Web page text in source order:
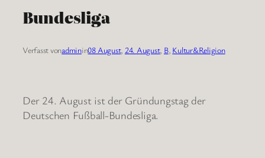
Bundesliga
Verfasst vonadminin08 August, 24. August, B, Kultur&Religion
Der 24. August ist der Gründungstag der
Deutschen Fußball-Bundesliga.